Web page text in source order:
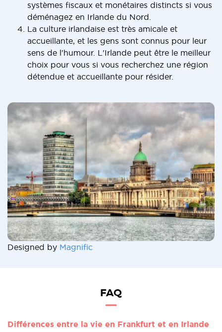
systèmes fiscaux et monétaires distincts si vous
déménagez en Irlande du Nord.
La culture irlandaise est très amicale et
accueillante, et les gens sont connus pour leur
sens de l'humour. L'Irlande peut être le meilleur
choix pour vous si vous recherchez une région
détendue et accueillante pour résider.
Designed by Magnific
FAQ
Différences entre la vie en Frankfurt et en Irlande